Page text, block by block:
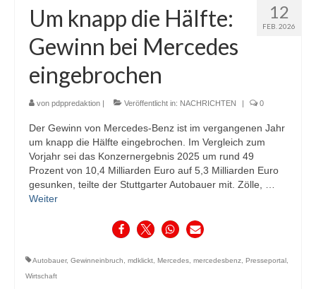
12
FEB. 2026
Um knapp die Hälfte:
Gewinn bei Mercedes
eingebrochen
von pdppredaktion | Veröffentlicht in: NACHRICHTEN | 0
Der Gewinn von Mercedes-Benz ist im vergangenen Jahr
um knapp die Hälfte eingebrochen. Im Vergleich zum
Vorjahr sei das Konzernergebnis 2025 um rund 49
Prozent von 10,4 Milliarden Euro auf 5,3 Milliarden Euro
gesunken, teilte der Stuttgarter Autobauer mit. Zölle, …
Weiter
Autobauer, Gewinneinbruch mdklickt Mercedes mercedesbenz Presseportal
Wirtschaft